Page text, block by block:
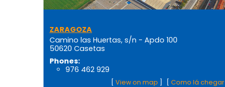
ZARAGOZA
Camino las Huertas, s/n - Apdo 100
50620 Casetas
Phones:
976 462 929
[Como lá chegar
[View on map